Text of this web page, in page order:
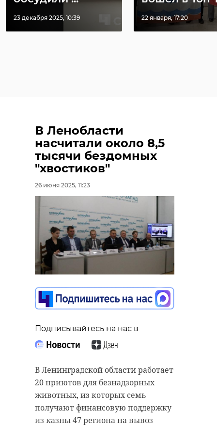
23 декабря 2025, 10:39 22 января, 17:20
В Ленобласти
насчитали около 8,5
тысячи бездомных
"хвостиков"
26 июня 2025, 11:23
Подписывайтесь на нас в
В Ленинградской области работает
20 приютов для безнадзорных
животных, из которых семь
получают финансовую поддержку
из казны 47 региона на вывоз